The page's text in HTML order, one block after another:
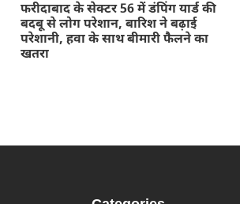
फरीदाबाद के सेक्टर 56 में डंपिंग यार्ड की
बदबू से लोग परेशान, बारिश ने बढ़ाई
परेशानी, हवा के साथ बीमारी फैलने का
खतरा